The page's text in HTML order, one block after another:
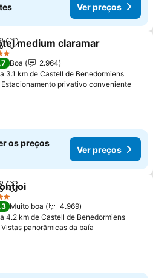
Ver preços
Adicionar aos favoritos
medium claramar
Boa
2.964
a 3.1 km de Castell de Benedormiens
Estacionamento privativo conveniente
os preços
Ver preços
Adicionar aos favoritos
Muito boa
4.969
a 4.2 km de Castell de Benedormiens
Vistas panorâmicas da baía